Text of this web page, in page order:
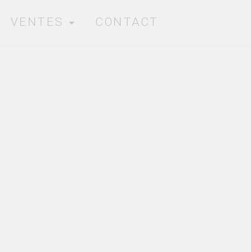
VENTES CONTACT